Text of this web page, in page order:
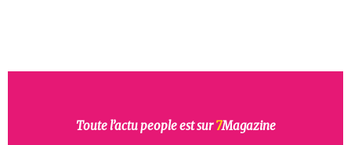
Toute l’actu people est sur7Magazine